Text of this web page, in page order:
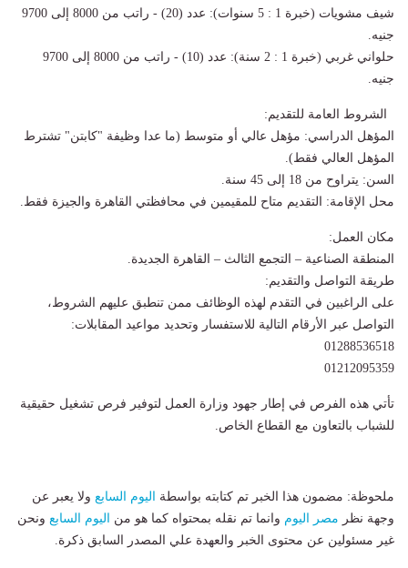
شيف مشويات (خبرة 1 : 5 سنوات): عدد (20) - راتب من 8000 إلى 9700
جنيه.
حلواني غربي (خبرة 1 : 2 سنة): عدد (10) - راتب من 8000 إلى 9700
جنيه.
الشروط العامة للتقديم:
المؤهل الدراسي: مؤهل عالي أو متوسط (ما عدا وظيفة "كابتن" تشترط
المؤهل العالي فقط).
السن: يتراوح من 18 إلى 45 سنة.
محل الإقامة: التقديم متاح للمقيمين في محافظتي القاهرة والجيزة فقط.
مكان العمل:
المنطقة الصناعية – التجمع الثالث – القاهرة الجديدة.
طريقة التواصل والتقديم:
على الراغبين في التقدم لهذه الوظائف ممن تنطبق عليهم الشروط،
التواصل عبر الأرقام التالية للاستفسار وتحديد مواعيد المقابلات:
01288536518
01212095359
تأتي هذه الفرص في إطار جهود وزارة العمل لتوفير فرص تشغيل حقيقية
للشباب بالتعاون مع القطاع الخاص.
ملحوظة: مضمون هذا الخبر تم كتابته بواسطة اليوم السابع ولا يعبر عن
وجهة نظر مصر اليوم وانما تم نقله بمحتواه كما هو من اليوم السابع ونحن
غير مسئولين عن محتوى الخبر والعهدة علي المصدر السابق ذكرة.